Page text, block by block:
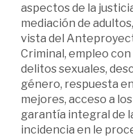
aspectos de la
mediación de
vista del
Criminal, empleo
delitos sexuales,
género, respuesta
mejores, acceso a
garantía integral de
incidencia en le